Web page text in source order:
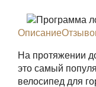
Описание
На протяжении
это самый
велосипед для